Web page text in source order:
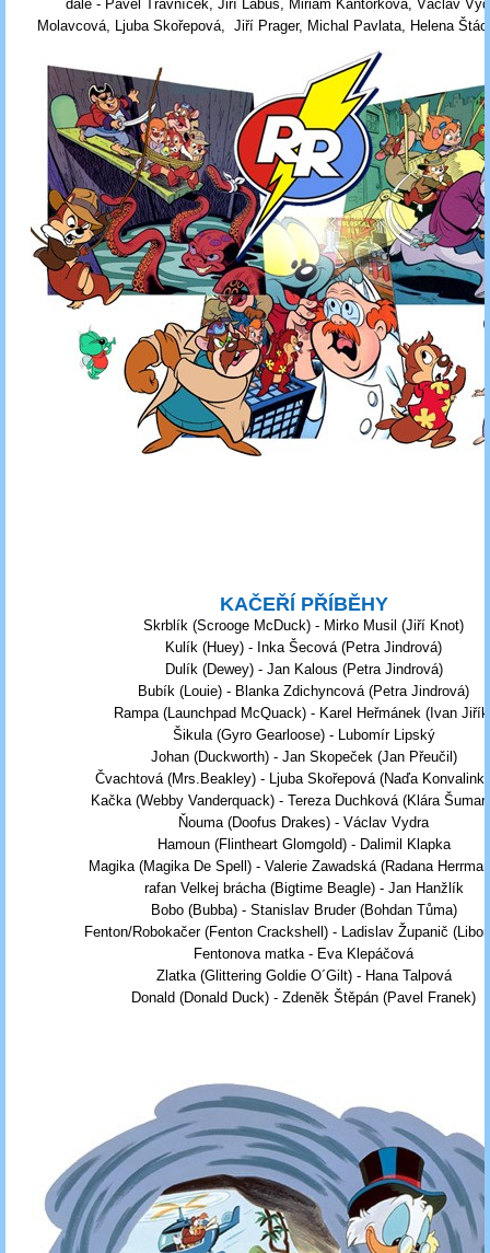
dále - Pavel Trávníček, Jiří Lábus, Miriam Kantorková, Václav
Molavcová, Ljuba Skořepová, Jiří Prager, Michal Pavlata, Helena
KAČEŘÍ PŘÍBĚHY
Skrblík (Scrooge McDuck) - Mirko Musil (Jiří Knot)
Kulík (Huey) - Inka Šecová (Petra Jindrová)
Dulík (Dewey) - Jan Kalous (Petra Jindrová)
Bubík (Louie) - Blanka Zdichyncová (Petra Jindrová)
Rampa (Launchpad McQuack) - Karel Heřmánek (Ivan
Šikula (Gyro Gearloose) - Lubomír Lipský
Johan (Duckworth) - Jan Skopeček (Jan Přeučil)
Čvachtová (Mrs.Beakley) - Ljuba Skořepová (Naďa
Kačka (Webby Vanderquack) - Tereza Duchková (Klára
Ňouma (Doofus Drakes) - Václav Vydra
Hamoun (Flintheart Glomgold) - Dalimil Klapka
Magika (Magika De Spell) - Valerie Zawadská (Radana
rafan Velkej brácha (Bigtime Beagle) - Jan Hanžlík
Bobo (Bubba) - Stanislav Bruder (Bohdan Tůma)
Fenton/Robokačer (Fenton Crackshell) - Ladislav Županič (Libor
Fentonova matka - Eva Klepáčová
Zlatka (Glittering Goldie O´Gilt) - Hana Talpová
Donald (Donald Duck) - Zdeněk Štěpán (Pavel Franek)